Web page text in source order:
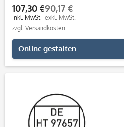
107,30 €
inkl. MwSt.
90,17 €
exkl. MwSt.
zzgl. Versandkosten
Online gestalten